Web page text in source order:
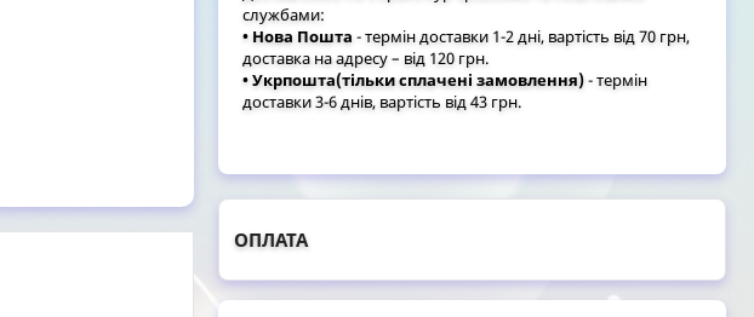
службами:
• Нова Пошта - термін доставки 1-2 дні, вартість від 70 грн,
доставка на адресу – від 120 грн.
• Укрпошта(тільки сплачені замовлення)- термін
доставки 3-6 днів, вартість від 43 грн.
ОПЛАТА